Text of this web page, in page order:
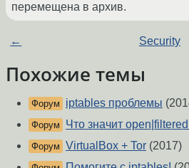
перемещена в архив.
← Security
Похожие темы
Форум iptables проблемы
Форум Что значит
Форум VirtualBox + Tor (2017)